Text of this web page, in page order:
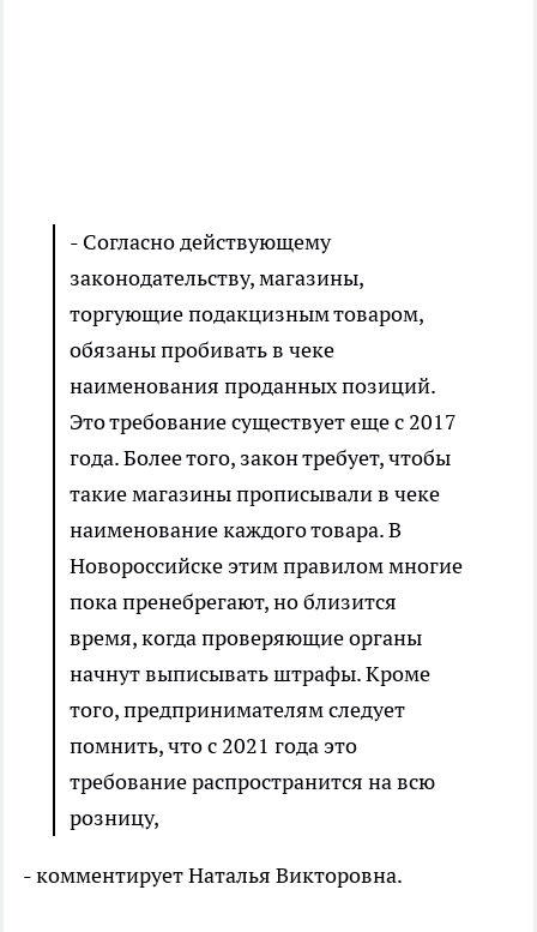
- Согласно действующему
законодательству, магазины,
торгующие подакцизным товаром,
обязаны пробивать в чеке
наименования проданных позиций.
Это требование существует еще с 2017
года. Более того, закон требует, чтобы
такие магазины прописывали в чеке
наименование каждого товара. В
Новороссийске этим правилом многие
пока пренебрегают, но близится
время, когда проверяющие органы
начнут выписывать штрафы. Кроме
того, предпринимателям следует
помнить, что с 2021 года это
требование распространится на всю
розницу,
- комментирует Наталья Викторовна.